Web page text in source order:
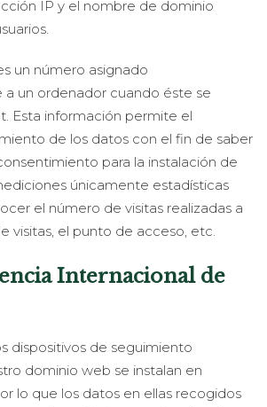
IP y el nombre de dominio
un número asignado
un ordenador cuando éste se
Esta información permite el
de los datos con el fin de saber
para la instalación de
únicamente estadísticas
el número de visitas realizadas a
visitas, el punto de acceso, etc.
Internacional de
dispositivos de seguimiento
dominio web se instalan en
lo que los datos en ellas recogidos